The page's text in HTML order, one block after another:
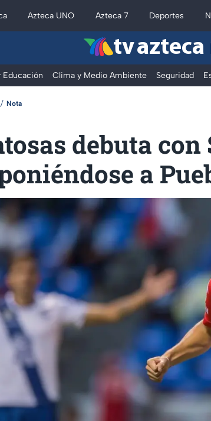
Azteca UNO Azteca 7 Deportes
tv azteca
Educación Clima y Medio Ambiente Seguridad
Nota
debuta con
a